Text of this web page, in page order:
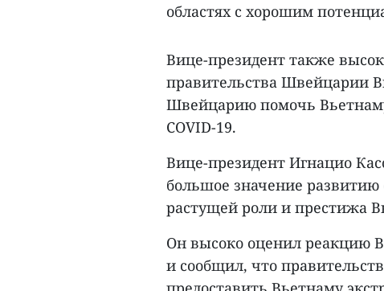
областях с хорошим
Вице-президент также
правительства Швейцарии
Швейцарию помочь
COVID-19.
Вице-президент Игнацио
большое значение
растущей роли и престижа
Он высоко оценил реакцию
и сообщил, что